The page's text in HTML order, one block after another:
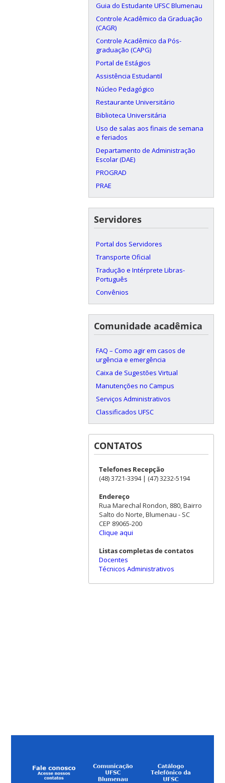
Guia do Estudante UFSC Blumenau
Controle Acadêmico da Graduação
(CAGR)
Controle Acadêmico da Pós-
graduação (CAPG)
Portal de Estágios
Assistência Estudantil
Núcleo Pedagógico
Restaurante Universitário
Biblioteca Universitária
Uso de salas aos finais de semana
e feriados
Departamento de Administração
Escolar (DAE)
PROGRAD
PRAE
Servidores
Portal dos Servidores
Transporte Oficial
Tradução e Intérprete Libras-
Português
Convênios
Comunidade acadêmica
FAQ – Como agir em casos de
urgência e emergência
Caixa de Sugestões Virtual
Manutenções no Campus
Serviços Administrativos
Classificados UFSC
CONTATOS
Telefones Recepção
(48) 3721-3394 | (47) 3232-5194
Endereço
Rua Marechal Rondon, 880, Bairro
Salto do Norte, Blumenau - SC
CEP 89065-200
Clique aqui
Listas completas de contatos
Docentes
Técnicos Administrativos